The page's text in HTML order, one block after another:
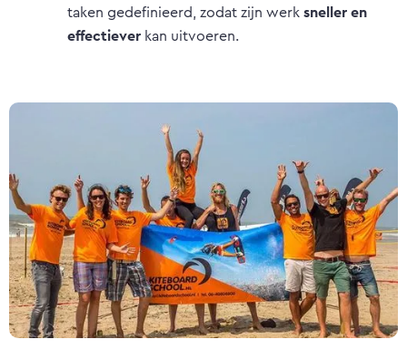
taken gedefinieerd, zodat zijn werksneller en
effectiever kan uitvoeren.